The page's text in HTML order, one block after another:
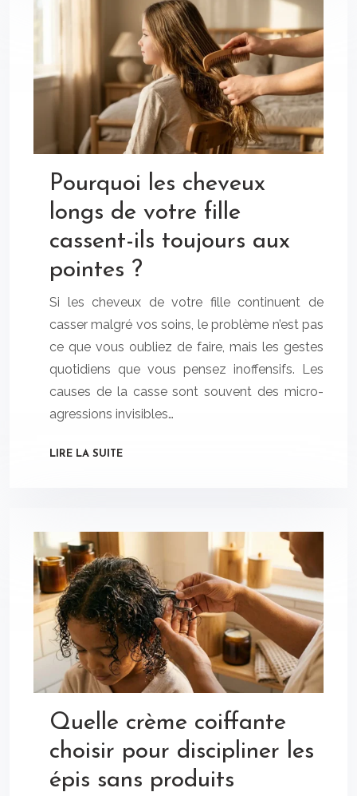
Pourquoi les cheveux
longs de votre fille
cassent-ils toujours aux
pointes ?
Si les cheveux de votre fille continuent de
casser malgré vos soins, le problème n’est pas
ce que vous oubliez de faire, mais les gestes
quotidiens que vous pensez inoffensifs. Les
causes de la casse sont souvent des micro-
agressions invisibles…
LIRE LA SUITE
Quelle crème coiffante
choisir pour discipliner les
épis sans produits